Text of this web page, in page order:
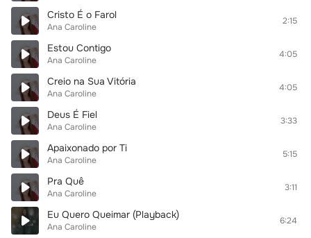
Cristo É o Farol
Ana Caroline
2:15
Estou Contigo
Ana Caroline
4:05
Creio na Sua Vitória
Ana Caroline
4:05
Deus É Fiel
Ana Caroline
3:33
Apaixonado por Ti
Ana Caroline
5:15
Pra Quê
Ana Caroline
3:11
Eu Quero Queimar (Playback)
Ana Caroline
6:24